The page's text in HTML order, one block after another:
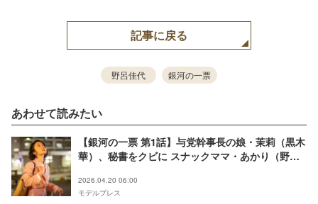
記事に戻る
野呂佳代 銀河の一票
あわせて読みたい
【銀河の一票 第1話】与党幹事長の娘・茉莉（黒木
華）、秘書をクビに スナックママ・あかり（野呂
2026.04.20 06:00
モデルプレス